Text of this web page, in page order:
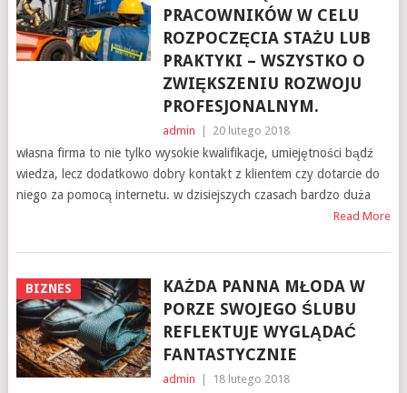
PRACOWNIKÓW W CELU
ROZPOCZĘCIA STAŻU LUB
PRAKTYKI – WSZYSTKO O
ZWIĘKSZENIU ROZWOJU
PROFESJONALNYM.
admin 20 lutego 2018
własna firma to nie tylko wysokie kwalifikacje, umiejętności bądź
wiedza, lecz dodatkowo dobry kontakt z klientem czy dotarcie do
niego za pomocą internetu. w dzisiejszych czasach bardzo duża
Read More
BIZNES
KAŻDA PANNA MŁODA W
PORZE SWOJEGO ŚLUBU
REFLEKTUJE WYGLĄDAĆ
FANTASTYCZNIE
admin 18 lutego 2018